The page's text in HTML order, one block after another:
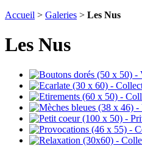
Accueil > Galeries > Les Nus
Les Nus